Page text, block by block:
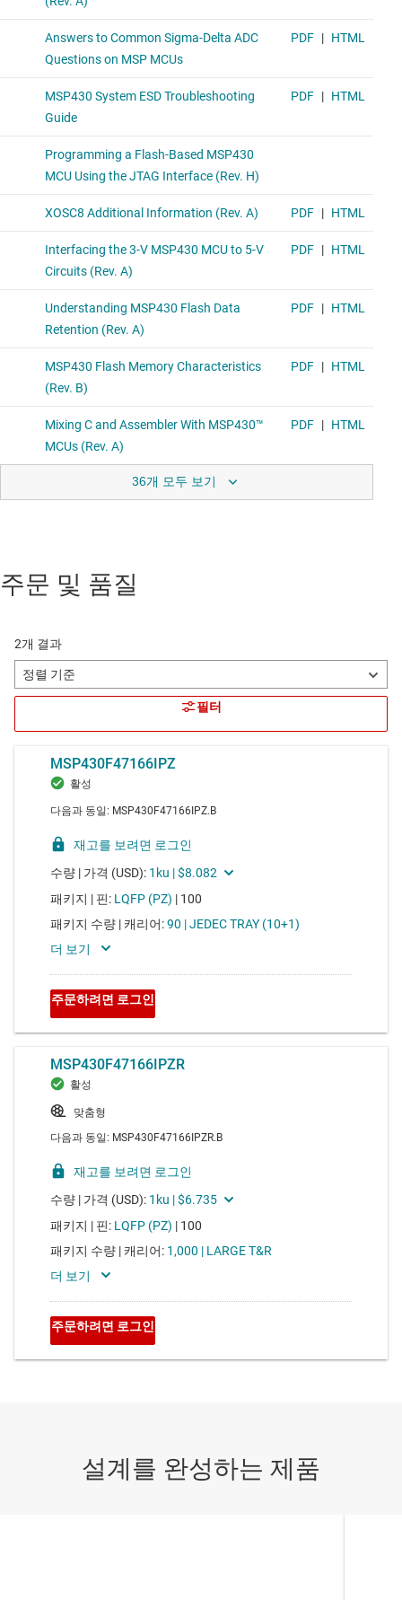
36개 모두 보기
주문 및 품질